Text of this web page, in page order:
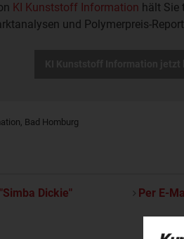
KI Kunststoff Information hält
und Polymerpreis-
Bad Homburg
Dickie" Per E-